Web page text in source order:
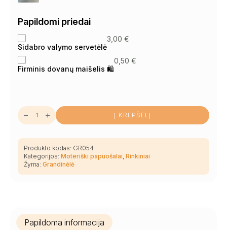
Papildomi priedai
Sidabro valymo servetėlė
3,00 €
Firminis dovanų maišelis 🛍
0,50 €
produkto
kiekis:
Dailus
kaklo
vėrinio,
briedžio
rago
pakabuko
su
Į KREPŠELĮ
Produkto kodas: GR054
Kategorijos: Moteriški papuošalai, Rinkiniai
Žyma: Grandinėlė
Papildoma informacija